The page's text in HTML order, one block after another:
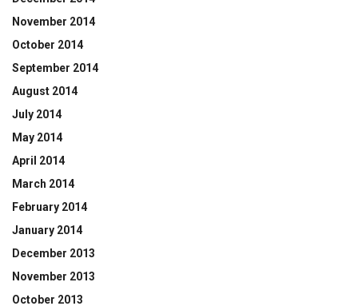
November 2014
October 2014
September 2014
August 2014
July 2014
May 2014
April 2014
March 2014
February 2014
January 2014
December 2013
November 2013
October 2013